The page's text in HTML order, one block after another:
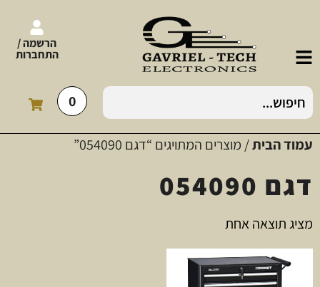
הרשמה /
התחברות
0
עמוד הבית/ מוצרים המתויגים “דגם 054090”
דגם 054090
מציג תוצאה אחת